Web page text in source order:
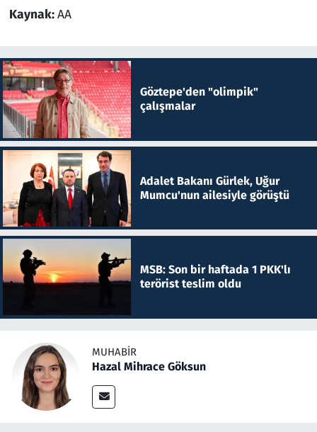
Kaynak:AA
Göztepe'den "olimpik"
çalışmalar
Adalet Bakanı Gürlek, Uğur
Mumcu'nun ailesiyle görüştü
MSB: Son bir haftada 1 PKK'lı
terörist teslim oldu
MUHABIR
Hazal Mihrace Göksun